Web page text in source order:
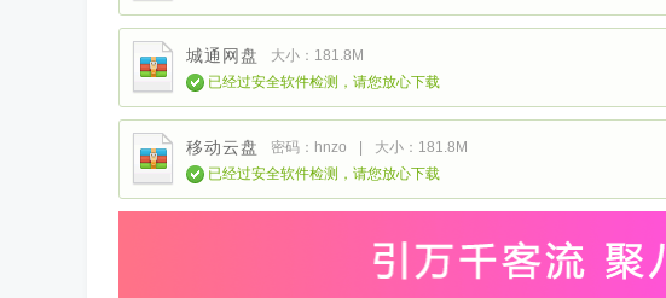
城通网盘
大小：181.8M
已经过安全软件检测，请您放心下载
移动云盘 密码：hnzo |
大小：181.8M
已经过安全软件检测，请您放心下载